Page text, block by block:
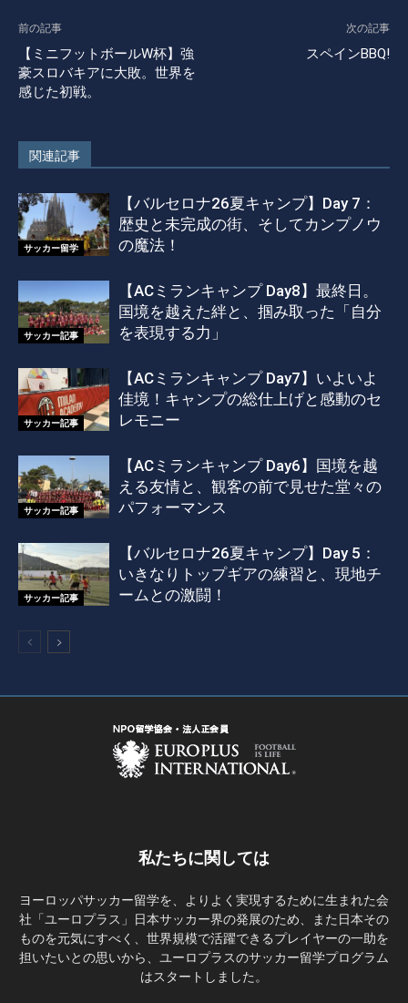
前の記事
【ミニフットボールW杯】強
豪スロバキアに大敗。世界を
感じた初戦。
次の記事
スペインBBQ!
関連記事
サッカー留学
【バルセロナ26夏キャンプ】Day 7：
歴史と未完成の街、そしてカンプノウ
の魔法！
サッカー記事
【ACミランキャンプ Day8】最終日。
国境を越えた絆と、掴み取った「自分
を表現する力」
サッカー記事
【ACミランキャンプ Day7】いよいよ
佳境！キャンプの総仕上げと感動のセ
レモニー
サッカー記事
【ACミランキャンプ Day6】国境を越
える友情と、観客の前で見せた堂々の
パフォーマンス
サッカー記事
【バルセロナ26夏キャンプ】Day 5：
いきなりトップギアの練習と、現地チ
ームとの激闘！
私たちに関しては
ヨーロッパサッカー留学を、よりよく実現するために生まれた会
社「ユーロプラス」日本サッカー界の発展のため、また日本その
ものを元気にすべく、世界規模で活躍できるプレイヤーの一助を
担いたいとの思いから、ユーロプラスのサッカー留学プログラム
はスタートしました。